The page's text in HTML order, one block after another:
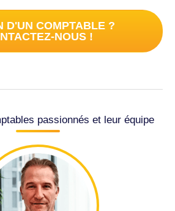
D'UN COMPTABLE ?
NOUS !
passionnés et leur équipe